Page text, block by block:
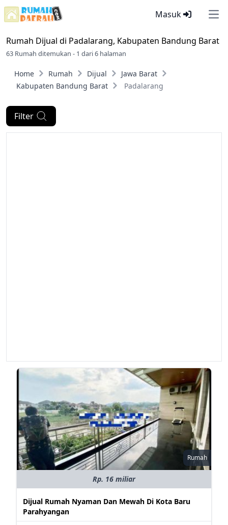
Masuk
Rumah Dijual di Padalarang, Kabupaten Bandung Barat
63 Rumah ditemukan - 1 dari 6 halaman
Home Rumah Dijual
Jawa Barat
Kabupaten Bandung Barat
Padalarang
Filter
Rumah
Rp. 16 miliar
Dijual Rumah Nyaman Dan Mewah Di Kota Baru
Parahyangan